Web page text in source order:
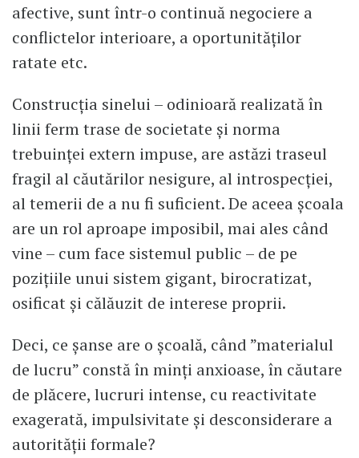
afective, sunt într-o continuă negociere a
conflictelor interioare, a oportunităților
ratate etc.
Construcția sinelui – odinioară realizată în
linii ferm trase de societate și norma
trebuinței extern impuse, are astăzi traseul
fragil al căutărilor nesigure, al introspecției,
al temerii de a nu fi suficient. De aceea școala
are un rol aproape imposibil, mai ales când
vine – cum face sistemul public – de pe
pozițiile unui sistem gigant, birocratizat,
osificat și călăuzit de interese proprii.
Deci, ce șanse are o școală, când ”materialul
de lucru” constă în minți anxioase, în căutare
de plăcere, lucruri intense, cu reactivitate
exagerată, impulsivitate și desconsiderare a
autorității formale?